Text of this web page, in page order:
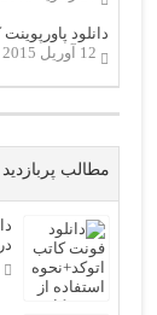
دانلود
12 آوریل 2015
مطالب پربازدید